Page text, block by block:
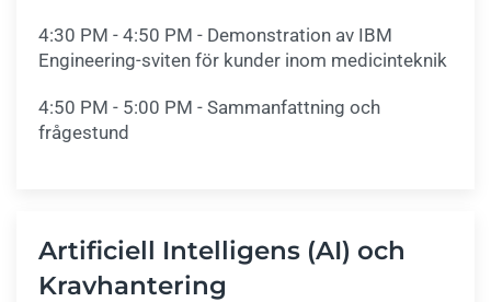
4:30 PM - 4:50 PM - Demonstration av IBM
Engineering-sviten för kunder inom medicinteknik
4:50 PM - 5:00 PM - Sammanfattning och
frågestund
Artificiell Intelligens (AI) och
Kravhantering